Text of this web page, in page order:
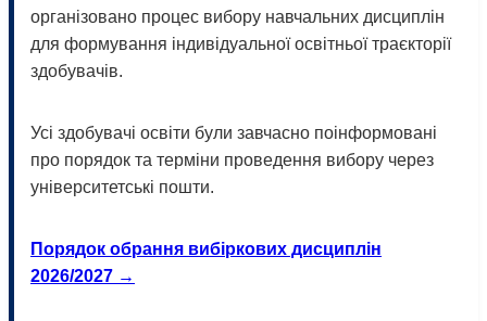
організовано процес вибору навчальних дисциплін
для формування індивідуальної освітньої траєкторії
здобувачів.
Усі здобувачі освіти були завчасно поінформовані
про порядок та терміни проведення вибору через
університетські пошти.
Порядок обрання вибіркових дисциплін
2026/2027 →